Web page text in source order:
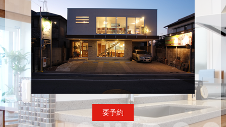
要予約